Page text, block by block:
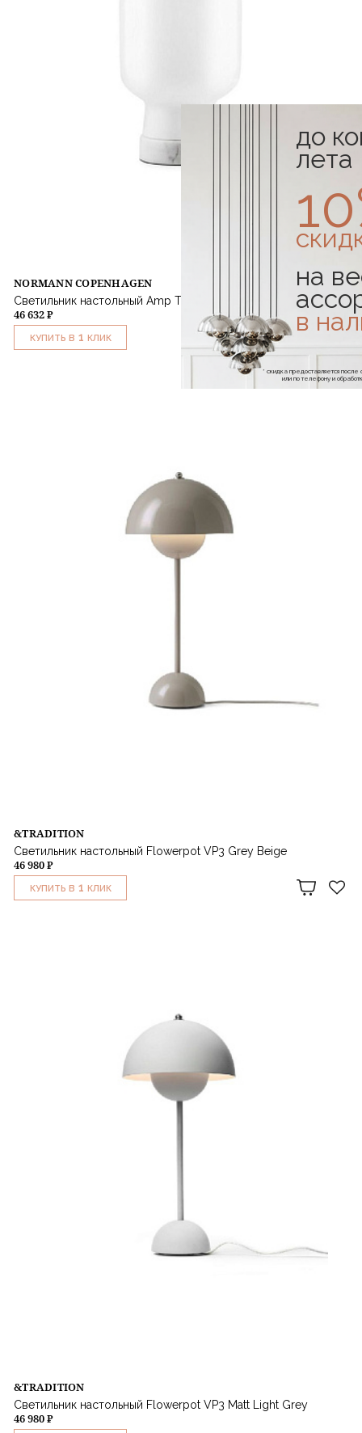
NORMANN COPENHAGEN
Светильник настольный Amp Table Lamp White
46 632 ₽
КУПИТЬ В 1 КЛИК
&TRADITION
Светильник настольный Flowerpot VP3 Grey Beige
46 980 ₽
КУПИТЬ В 1 КЛИК
&TRADITION
Светильник настольный Flowerpot VP3 Matt Light Grey
46 980 ₽
до
лета
на
в
* скидка предоставляется
или по телефону и